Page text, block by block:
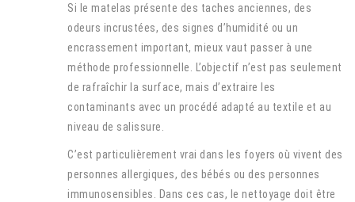
Si le matelas présente des taches anciennes, des
odeurs incrustées, des signes d’humidité ou un
encrassement important, mieux vaut passer à une
méthode professionnelle. L’objectif n’est pas seulement
de rafraîchir la surface, mais d’extraire les
contaminants avec un procédé adapté au textile et au
niveau de salissure.
C’est particulièrement vrai dans les foyers où vivent des
personnes allergiques, des bébés ou des personnes
immunosensibles. Dans ces cas, le nettoyage doit être